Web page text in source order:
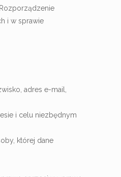
i w sprawie
adres e-mail,
i celu niezbędnym
której dane